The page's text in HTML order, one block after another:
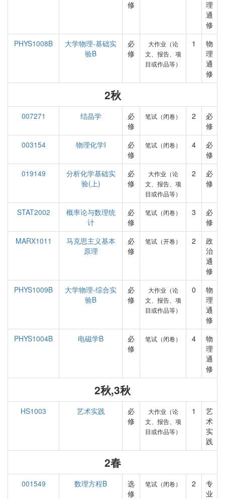
修
理
通
修
PHYS1008B
大学物理-基础实
验B
必
修
大作业（论
文、报告、项
目或作品等）
1
物
理
通
修
2秋
007271 结晶学
必
修
笔试（闭卷） 2
必
修
003154
物理化学I
必
修
笔试（闭卷） 4
必
修
019149
分析化学基础实
验(上)
必
修
大作业（论
文、报告、项
目或作品等）
2
必
修
STAT2002
概率论与数理统
计
必
修
笔试（闭卷） 3
必
修
MARX1011
马克思主义基本
原理
必
修
笔试（开卷） 2
政
治
通
修
PHYS1009B
大学物理-综合实
验B
必
修
大作业（论
文、报告、项
目或作品等）
0
物
理
通
修
PHYS1004B
电磁学B
必
修
笔试（闭卷） 4
物
理
通
修
2秋,3秋
HS1003 艺术实践
必
修
大作业（论
文、报告、项
目或作品等）
1
艺
术
实
践
2春
001549 数理方程B
选
修
笔试（闭卷） 2
专
业